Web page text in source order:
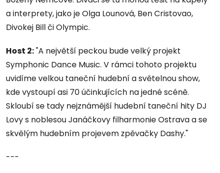
a interprety, jako je Olga Lounová, Ben Cristovao,
Divokej Bill či Olympic.
Host 2:"A největší peckou bude velký projekt
Symphonic Dance Music. V rámci tohoto projektu
uvidíme velkou taneční hudební a světelnou show,
kde vystoupí asi 70 účinkujících na jedné scéně.
Skloubí se tady nejznámější hudební taneční hity DJ
Lovy s noblesou Janáčkovy filharmonie Ostrava a se
skvělým hudebním projevem zpěvačky Dashy."
---